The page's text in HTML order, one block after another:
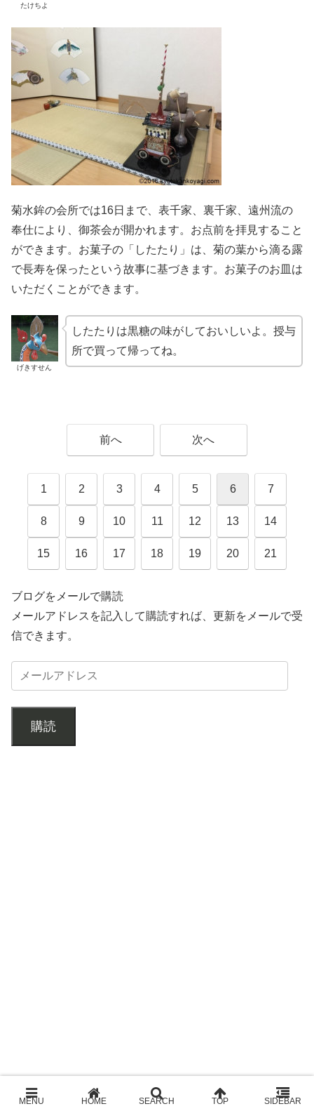
たけちよ
菊水鉾の会所では16日まで、表千家、裏千家、遠州流の
奉仕により、御茶会が開かれます。お点前を拝見すること
ができます。お菓子の「したたり」は、菊の葉から滴る露
で長寿を保ったという故事に基づきます。お菓子のお皿は
いただくことができます。
げきすせん
したたりは黒糖の味がしておいしいよ。授与
所で買って帰ってね。
前へ 次へ
1 2 3 4 5 6 7
8 9 10 11 12 13 14
15 16 17 18 19 20 21
ブログをメールで購読
メールアドレスを記入して購読すれば、更新をメールで受
信できます。
購読